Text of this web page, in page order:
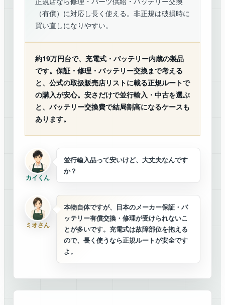
（有償）に対応し長く使える。非正規は破損時に
買い直しになりやすい。
約19万円台で、充電式・バッテリー内蔵の製品
です。保証・修理・バッテリー交換まで考える
と、 公式の取扱販売店リストに載る正規ルートで
の購入が安心。安さだけで並行輸入・中古を選ぶ
と、バッテリー交換費で結局割高になるケースも
あります。
カイくん
並行輸入品って安いけど、大丈夫なんです
か？
ミオさん
本物自体ですが、日本のメーカー保証・バ
ッテリー有償交換・修理が受けられないこ
とが多いです。充電式は故障部位を抱える
ので、長く使うなら正規ルートが安全です
よ。